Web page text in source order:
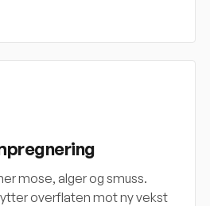
mose, alger og smuss.
overflaten mot ny vekst